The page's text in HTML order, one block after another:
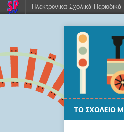
ΤΟ ΣΧΟΛΕΙΟ
Ηλεκτρονικά Σχολικά